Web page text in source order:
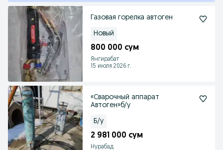
Газовая горелка автоген
Новый
800 000 сум
Янгирабат
15 июля 2026 г.
«Сварочный аппарат
Автоген»б/у
Б/у
2 981 000 сум
Нурабад